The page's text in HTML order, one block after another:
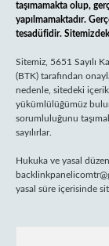
taşımamakta olup,
yapılmamaktadır.
tesadüfidir.
Sitemiz, 5651 Sayılı
(BTK) tarafından
nedenle, sitedeki
yükümlülüğümüz
sorumluluğunu
sayılırlar.
Hukuka ve yasal
yasal süre içerisinde